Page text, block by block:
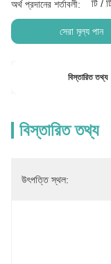
অর্থ প্রদানের শর্তাবলী: টি /
সেরা মূল্য পান
বিস্তারিত তথ্য
বিস্তারিত তথ্য
উৎপত্তি স্থল: